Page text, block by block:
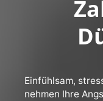
Einfühlsam,
nehmen Ihre